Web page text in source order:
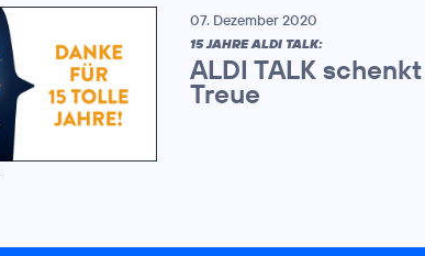
07. Dezember 2020
15 JAHRE ALDI TALK:
ALDI TALK
Treue